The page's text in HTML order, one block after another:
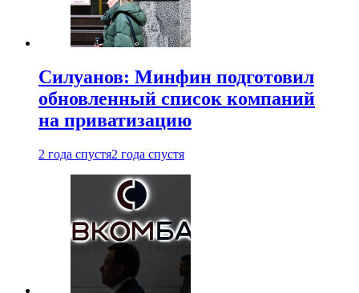
Силуанов: Минфин подготовил
обновленный список компаний
на приватизацию
2 года спустя2 года спустя